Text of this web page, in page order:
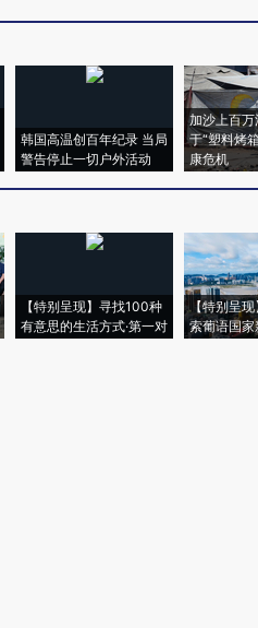
韩国高温创百年纪录 当局
警告停止一切户外活动
加沙上百
于“塑料烤
康危机
【特别呈现】寻找100种
有意思的生活方式·第一对
【特别呈
索葡语国家